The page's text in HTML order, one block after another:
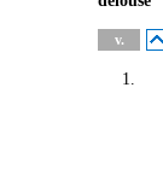
v.
1.